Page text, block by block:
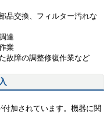
品交換、フィルター汚れな
達
業
故障の調整修復作業など
加されています。機器に関